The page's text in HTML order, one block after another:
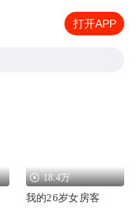
打开APP
18.4万
我的26岁女房客